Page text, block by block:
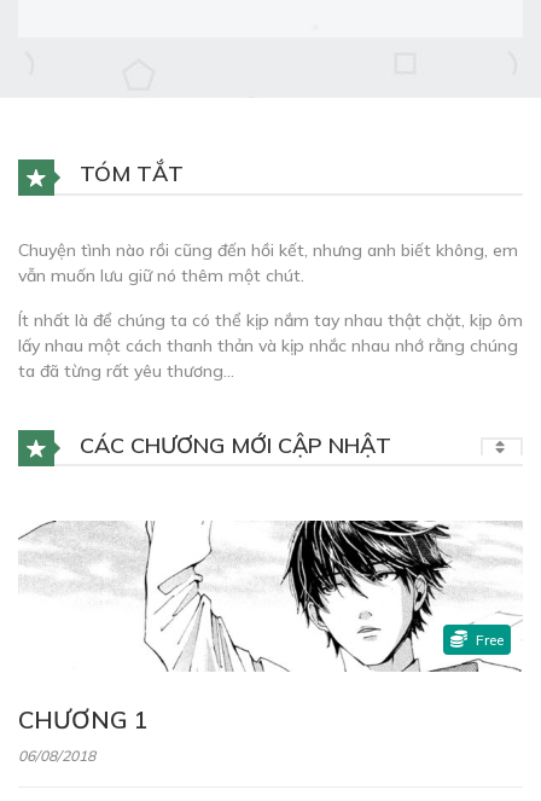
TÓM TẮT
Chuyện tình nào rồi cũng đến hồi kết, nhưng anh biết không, em
vẫn muốn lưu giữ nó thêm một chút.
Ít nhất là để chúng ta có thể kịp nắm tay nhau thật chặt, kịp ôm
lấy nhau một cách thanh thản và kịp nhắc nhau nhớ rằng chúng
ta đã từng rất yêu thương…
CÁC CHƯƠNG MỚI CẬP NHẬT
CHƯƠNG 1
06/08/2018
Free